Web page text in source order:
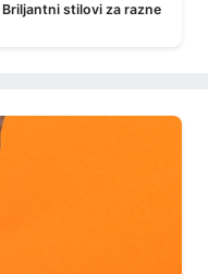
stilovi za razne